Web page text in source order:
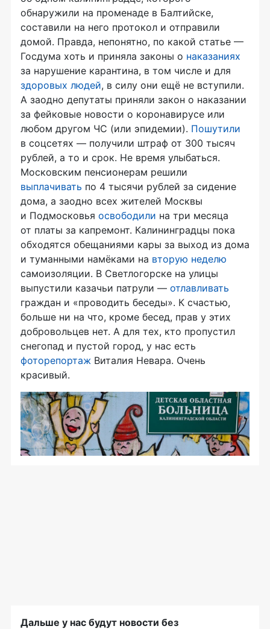
обнаружили на променаде в Балтийске,
составили на него протокол и отправили
домой. Правда, непонятно, по какой статье —
Госдума хоть и приняла законы о наказаниях
за нарушение карантина, в том числе и для
здоровых людей, в силу они ещё не вступили.
А заодно депутаты приняли закон о наказании
за фейковые новости о коронавирусе или
любом другом ЧС (или эпидемии). Пошутили
в соцсетях — получили штраф от 300 тысяч
рублей, а то и срок. Не время улыбаться.
Московским пенсионерам решили
выплачивать по 4 тысячи рублей за сидение
дома, а заодно всех жителей Москвы
и Подмосковья освободили на три месяца
от платы за капремонт. Калининградцы пока
обходятся обещаниями кары за выход из дома
и туманными намёками на вторую неделю
самоизоляции. В Светлогорске на улицы
выпустили казачьи патрули — отлавливать
граждан и «проводить беседы». К счастью,
больше ни на что, кроме бесед, прав у этих
добровольцев нет. А для тех, кто пропустил
снегопад и пустой город, у нас есть
фоторепортаж Виталия Невара. Очень
красивый.
Дальше у нас будут новости без